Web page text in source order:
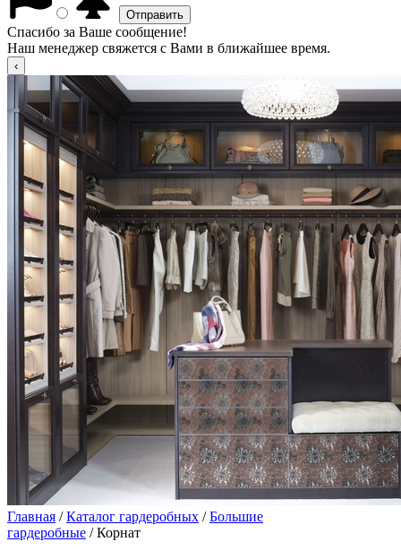
Спасибо за Ваше сообщение!
Наш менеджер свяжется с Вами в ближайшее время.
Главная /Каталог гардеробных /Большие
гардеробные / Корнат